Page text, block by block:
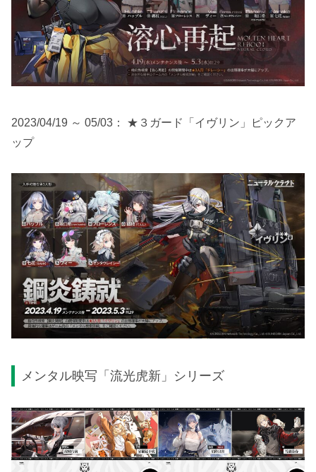
2023/04/19 ～ 05/03： ★３ガード「イヴリン」ピックア
ップ
メンタル映写「流光虎新」シリーズ